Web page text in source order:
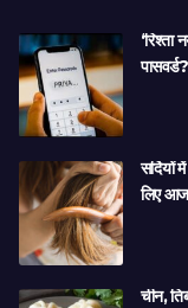
पासवर्ड?
लिए
चीन,